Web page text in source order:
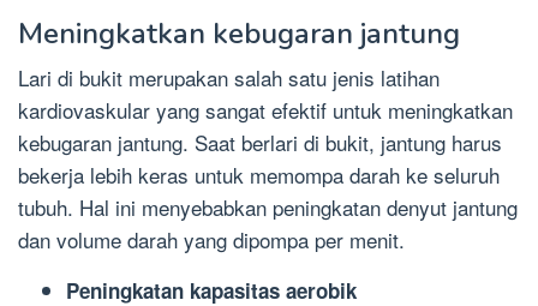
Meningkatkan kebugaran jantung
Lari di bukit merupakan salah satu jenis latihan
kardiovaskular yang sangat efektif untuk meningkatkan
kebugaran jantung. Saat berlari di bukit, jantung harus
bekerja lebih keras untuk memompa darah ke seluruh
tubuh. Hal ini menyebabkan peningkatan denyut jantung
dan volume darah yang dipompa per menit.
Peningkatan kapasitas aerobik